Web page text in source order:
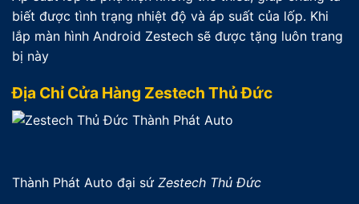
biết được tình trạng nhiệt độ và áp suất của lốp. Khi
lắp màn hình Android Zestech sẽ được tặng luôn trang
bị này
Địa Chỉ Cửa Hàng Zestech Thủ Đức
Thành Phát Auto đại sứ Zestech Thủ Đức